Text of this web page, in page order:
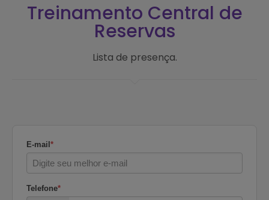
Treinamento Central de
Reservas
Lista de presença.
E-mail *
Telefone*